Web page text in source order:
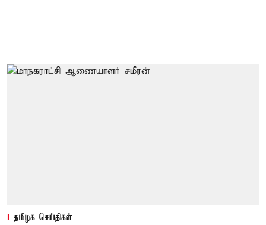
தமிழக செய்திகள்